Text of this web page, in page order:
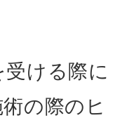
ける際に
の際のヒ